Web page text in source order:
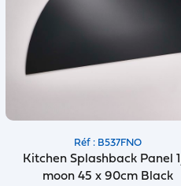
Réf : B537FNO
Kitchen Splashback Panel
moon 45 x 90cm Black